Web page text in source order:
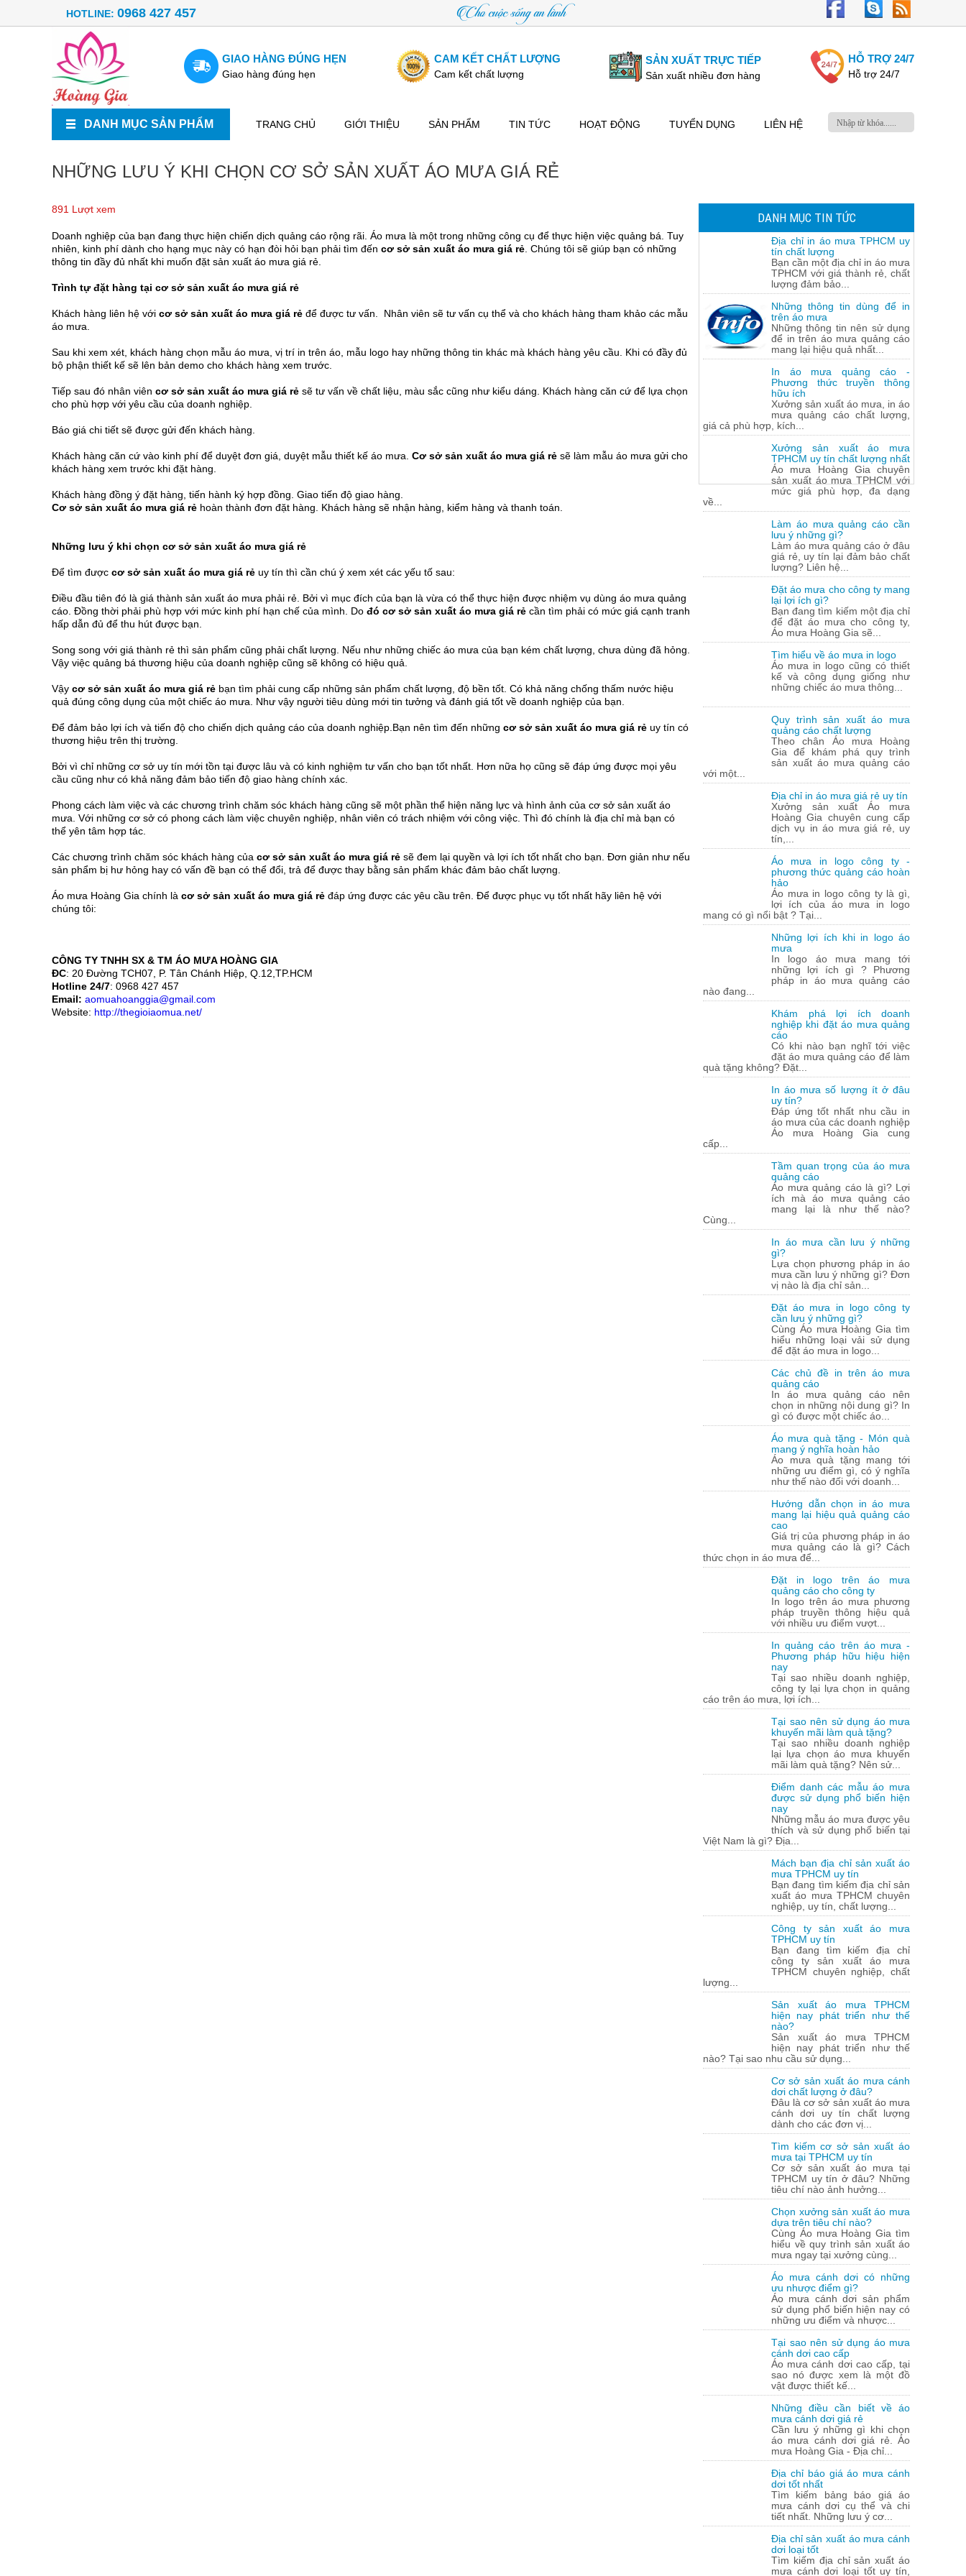
HOTLINE: 0968 427 457 Cho cuộc sống an lành
GIAO HÀNG ĐÚNG HẸN
Giao hàng đúng hẹn
CAM KẾT CHẤT LƯỢNG
Cam kết chất lượng
SẢN XUẤT TRỰC TIẾP
Sản xuất nhiều đơn hàng
HỖ TRỢ 24/7
Hỗ trợ 24/7
DANH MỤC SẢN PHẨM TRANG CHỦ GIỚI THIỆU SẢN PHẨM TIN TỨC HOẠT ĐỘNG TUYỂN DỤNG LIÊN HỆ
NHỮNG LƯU Ý KHI CHỌN CƠ SỞ SẢN XUẤT ÁO MƯA GIÁ RẺ
891 Lượt xem
Doanh nghiệp của bạn đang thực hiện chiến dịch quảng cáo rộng rãi. Áo mưa là một trong những công cụ để thực hiện việc quảng bá. Tuy
nhiên, kinh phí dành cho hạng mục này có hạn đòi hỏi bạn phải tìm đến cơ sở sản xuất áo mưa giá rẻ . Chúng tôi sẽ giúp bạn có những
thông tin đầy đủ nhất khi muốn đặt sản xuất áo mưa giá rẻ.
Trình tự đặt hàng tại cơ sở sản xuất áo mưa giá rẻ
Khách hàng liên hệ với cơ sở sản xuất áo mưa giá rẻ để được tư vấn. Nhân viên sẽ tư vấn cụ thể và cho khách hàng tham khảo các mẫu
áo mưa.
Sau khi xem xét, khách hàng chọn mẫu áo mưa, vị trí in trên áo, mẫu logo hay những thông tin khác mà khách hàng yêu cầu. Khi có đầy đủ
bộ phận thiết kế sẽ lên bản demo cho khách hàng xem trước.
Tiếp sau đó nhân viên cơ sở sản xuất áo mưa giá rẻ sẽ tư vấn về chất liệu, màu sắc cũng như kiểu dáng. Khách hàng căn cứ để lựa chọn
cho phù hợp với yêu cầu của doanh nghiệp.
Báo giá chi tiết sẽ được gửi đến khách hàng.
Khách hàng căn cứ vào kinh phí để duyệt đơn giá, duyệt mẫu thiết kế áo mưa. Cơ sở sản xuất áo mưa giá rẻ sẽ làm mẫu áo mưa gửi cho
khách hàng xem trước khi đặt hàng.
Khách hàng đồng ý đặt hàng, tiến hành ký hợp đồng. Giao tiến độ giao hàng.
Cơ sở sản xuất áo mưa giá rẻ hoàn thành đơn đặt hàng. Khách hàng sẽ nhận hàng, kiểm hàng và thanh toán.
Những lưu ý khi chọn cơ sở sản xuất áo mưa giá rẻ
Để tìm được cơ sở sản xuất áo mưa giá rẻ uy tín thì cần chú ý xem xét các yếu tố sau:
Điều đầu tiên đó là giá thành sản xuất áo mưa phải rẻ. Bởi vì mục đích của bạn là vừa có thể thực hiện được nhiệm vụ dùng áo mưa quảng
cáo. Đồng thời phải phù hợp với mức kinh phí hạn chế của mình. Do đó cơ sở sản xuất áo mưa giá rẻ cần tìm phải có mức giá cạnh tranh
hấp dẫn đủ để thu hút được bạn.
Song song với giá thành rẻ thì sản phẩm cũng phải chất lượng. Nếu như những chiếc áo mưa của bạn kém chất lượng, chưa dùng đã hỏng.
Vậy việc quảng bá thương hiệu của doanh nghiệp cũng sẽ không có hiệu quả.
Vậy cơ sở sản xuất áo mưa giá rẻ bạn tìm phải cung cấp những sản phẩm chất lượng, độ bền tốt. Có khả năng chống thấm nước hiệu
quả đúng công dụng của một chiếc áo mưa. Như vậy người tiêu dùng mới tin tưởng và đánh giá tốt về doanh nghiệp của bạn.
Để đảm bảo lợi ích và tiến độ cho chiến dịch quảng cáo của doanh nghiệp.Bạn nên tìm đến những cơ sở sản xuất áo mưa giá rẻ uy tín có
thương hiệu trên thị trường.
Bởi vì chỉ những cơ sở uy tín mới tồn tại được lâu và có kinh nghiệm tư vấn cho bạn tốt nhất. Hơn nữa họ cũng sẽ đáp ứng được mọi yêu
cầu cũng như có khả năng đảm bảo tiến độ giao hàng chính xác.
Phong cách làm việc và các chương trình chăm sóc khách hàng cũng sẽ một phần thể hiện năng lực và hình ảnh của cơ sở sản xuất áo
mưa. Với những cơ sở có phong cách làm việc chuyên nghiệp, nhân viên có trách nhiệm với công việc. Thì đó chính là địa chỉ mà bạn có
thể yên tâm hợp tác.
Các chương trình chăm sóc khách hàng của cơ sở sản xuất áo mưa giá rẻ sẽ đem lại quyền và lợi ích tốt nhất cho bạn. Đơn giản như nếu
sản phẩm bị hư hỏng hay có vấn đề bạn có thể đổi, trả để được thay bằng sản phẩm khác đảm bảo chất lượng.
Áo mưa Hoàng Gia chính là cơ sở sản xuất áo mưa giá rẻ đáp ứng được các yêu cầu trên. Để được phục vụ tốt nhất hãy liên hệ với
chúng tôi:
CÔNG TY TNHH SX & TM ÁO MƯA HOÀNG GIA
ĐC: 20 Đường TCH07, P. Tân Chánh Hiệp, Q.12,TP.HCM
Hotline 24/7: 0968 427 457
Email: aomuahoanggia@gmail.com
Website: http://thegioiaomua.net/
DANH MỤC TIN TỨC
Địa chỉ in áo mưa TPHCM uy
tín chất lượng
Bạn cần một địa chỉ in áo mưa
TPHCM với giá thành rẻ, chất
lượng đảm bảo...
Những thông tin dùng để in
trên áo mưa
Những thông tin nên sử dụng
để in trên áo mưa quảng cáo
mang lại hiệu quả nhất...
In áo mưa quảng cáo -
Phương thức truyền thông
hữu ích
Xưởng sản xuất áo mưa, in áo
mưa quảng cáo chất lượng,
giá cả phù hợp, kích...
Xưởng sản xuất áo mưa
TPHCM uy tín chất lượng nhất
Áo mưa Hoàng Gia chuyên
sản xuất áo mưa TPHCM với
mức giá phù hợp, đa dạng
về...
Làm áo mưa quảng cáo cần
lưu ý những gì?
Làm áo mưa quảng cáo ở đâu
giá rẻ, uy tín lại đảm bảo chất
lượng? Liên hệ...
Đặt áo mưa cho công ty mang
lại lợi ích gì?
Bạn đang tìm kiếm một địa chỉ
để đặt áo mưa cho công ty,
Áo mưa Hoàng Gia sẽ...
Tìm hiểu về áo mưa in logo
Áo mưa in logo cũng có thiết
kế và công dụng giống như
những chiếc áo mưa thông...
Quy trình sản xuất áo mưa
quảng cáo chất lượng
Theo chân Áo mưa Hoàng
Gia để khám phá quy trình
sản xuất áo mưa quảng cáo
với một...
Địa chỉ in áo mưa giá rẻ uy tín
Xưởng sản xuất Áo mưa
Hoàng Gia chuyên cung cấp
dịch vụ in áo mưa giá rẻ, uy
tín,...
Áo mưa in logo công ty -
phương thức quảng cáo hoàn
hảo
Áo mưa in logo công ty là gì,
lợi ích của áo mưa in logo
mang có gì nổi bật ? Tại...
Những lợi ích khi in logo áo
mưa
In logo áo mưa mang tới
những lợi ích gì ? Phương
pháp in áo mưa quảng cáo
nào đang...
Khám phá lợi ích doanh
nghiệp khi đặt áo mưa quảng
cáo
Có khi nào bạn nghĩ tới việc
đặt áo mưa quảng cáo để làm
quà tặng không? Đặt...
In áo mưa số lượng ít ở đâu
uy tín?
Đáp ứng tốt nhất nhu cầu in
áo mưa của các doanh nghiệp
Áo mưa Hoàng Gia cung
cấp...
Tầm quan trọng của áo mưa
quảng cáo
Áo mưa quảng cáo là gì? Lợi
ích mà áo mưa quảng cáo
mang lại là như thế nào?
Cùng...
In áo mưa cần lưu ý những
gì?
Lựa chọn phương pháp in áo
mưa cần lưu ý những gì? Đơn
vị nào là địa chỉ sản...
Đặt áo mưa in logo công ty
cần lưu ý những gì?
Cùng Áo mưa Hoàng Gia tìm
hiểu những loại vải sử dụng
để đặt áo mưa in logo...
Các chủ đề in trên áo mưa
quảng cáo
In áo mưa quảng cáo nên
chọn in những nội dung gì? In
gì có được một chiếc áo...
Áo mưa quà tặng - Món quà
mang ý nghĩa hoàn hảo
Áo mưa quà tặng mang tới
những ưu điểm gì, có ý nghĩa
như thế nào đối với doanh...
Hướng dẫn chọn in áo mưa
mang lại hiệu quả quảng cáo
cao
Giá trị của phương pháp in áo
mưa quảng cáo là gì? Cách
thức chọn in áo mưa để...
Đặt in logo trên áo mưa
quảng cáo cho công ty
In logo trên áo mưa phương
pháp truyền thông hiệu quả
với nhiều ưu điểm vượt...
In quảng cáo trên áo mưa -
Phương pháp hữu hiệu hiện
nay
Tại sao nhiều doanh nghiệp,
công ty lại lựa chọn in quảng
cáo trên áo mưa, lợi ích...
Tại sao nên sử dụng áo mưa
khuyến mãi làm quà tặng?
Tại sao nhiều doanh nghiệp
lại lựa chọn áo mưa khuyến
mãi làm quà tặng? Nên sử...
Điểm danh các mẫu áo mưa
được sử dụng phổ biến hiện
nay
Những mẫu áo mưa được yêu
thích và sử dụng phổ biến tại
Việt Nam là gì? Địa...
Mách bạn địa chỉ sản xuất áo
mưa TPHCM uy tín
Bạn đang tìm kiếm địa chỉ sản
xuất áo mưa TPHCM chuyên
nghiệp, uy tín, chất lượng...
Công ty sản xuất áo mưa
TPHCM uy tín
Bạn đang tìm kiếm địa chỉ
công ty sản xuất áo mưa
TPHCM chuyên nghiệp, chất
lượng...
Sản xuất áo mưa TPHCM
hiện nay phát triển như thế
nào?
Sản xuất áo mưa TPHCM
hiện nay phát triển như thế
nào? Tại sao nhu cầu sử dụng...
Cơ sở sản xuất áo mưa cánh
dơi chất lượng ở đâu?
Đâu là cơ sở sản xuất áo mưa
cánh dơi uy tín chất lượng
dành cho các đơn vị...
Tìm kiếm cơ sở sản xuất áo
mưa tại TPHCM uy tín
Cơ sở sản xuất áo mưa tại
TPHCM uy tín ở đâu? Những
tiêu chí nào ảnh hưởng...
Chọn xưởng sản xuất áo mưa
dựa trên tiêu chí nào?
Cùng Áo mưa Hoàng Gia tìm
hiểu về quy trình sản xuất áo
mưa ngay tại xưởng cùng...
Áo mưa cánh dơi có những
ưu nhược điểm gì?
Áo mưa cánh dơi sản phẩm
sử dụng phổ biến hiện nay có
những ưu điểm và nhược...
Tại sao nên sử dụng áo mưa
cánh dơi cao cấp
Áo mưa cánh dơi cao cấp, tại
sao nó được xem là một đồ
vật được thiết kế...
Những điều cần biết về áo
mưa cánh dơi giá rẻ
Cần lưu ý những gì khi chọn
áo mưa cánh dơi giá rẻ. Áo
mưa Hoàng Gia - Địa chỉ...
Địa chỉ báo giá áo mưa cánh
dơi tốt nhất
Tìm kiếm bảng báo giá áo
mưa cánh dơi cụ thể và chi
tiết nhất. Những lưu ý cơ...
Địa chỉ sản xuất áo mưa cánh
dơi loại tốt
Tìm kiếm địa chỉ sản xuất áo
mưa cánh dơi loại tốt uy tín,